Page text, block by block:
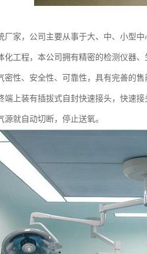
厂家，公司主要从事于大、中、小型
化工程，本公司拥有精密的检测仪器
密性、安全性、可靠性，具有完善的
端上装有插拔式自封快速接头，快速
源就自动切断，停止送氧。